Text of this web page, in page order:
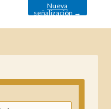
Nueva
señalización →